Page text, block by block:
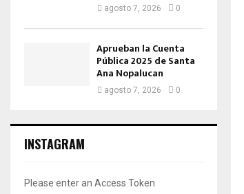
agosto 7, 2026 0
Aprueban la Cuenta
Pública 2025 de Santa
Ana Nopalucan
agosto 7, 2026 0
INSTAGRAM
Please enter an Access Token